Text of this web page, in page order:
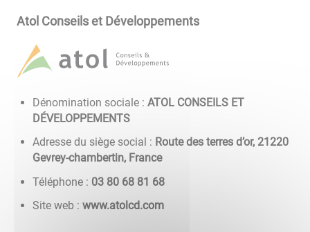
Atol Conseils et Développements
Dénomination sociale :ATOL CONSEILS ET
DÉVELOPPEMENTS
Adresse du siège social : Route des terres d’or, 21220
Gevrey-chambertin, France
Téléphone : 86 18 86 08 30
Site web : www.atolcd.com